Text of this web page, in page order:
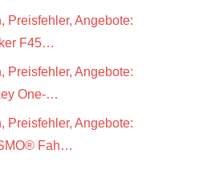
Preisfehler, Angebote:
F45…
Preisfehler, Angebote:
One-…
Preisfehler, Angebote:
Fah…